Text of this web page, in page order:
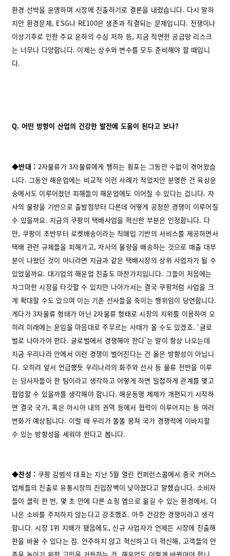
환경 선박을 운영하며 시장에 진출하기로 결론을 내렸습니다. 다시 말하
지만 환경문제, ESG나 RE100은 생존과 직결되는 문제입니다. 전쟁이나
이상기후로 인한 주요 운하의 수심 저하 등, 지금 직면한 공급망 리스크
는 너무나 다양합니다. 이제는 상수와 변수를 모두 준비해야 할 때입니
다.
Q. 어떤 방향이 산업의 건강한 발전에 도움이 된다고 보나?
◆반대 : 2자물류가 3자물류에게 행하는 횡포는 그동안 수없이 겪어왔습
니다. 그동안 해운업에는 비교적 이런 사례가 적었지만 분명한 건 육상운
송에서도 이루어졌던 피해들이 해운업에도 이어질 수 있다는 겁니다. 자
사의 물량을 기반으로 출발점부터 다른데 어떻게 공정한 경쟁이 이루어질
수 있을까요. 지금의 쿠팡이 택배사업을 혁신한 부분은 인정합니다. 다
만, 쿠팡이 초반부터 로켓배송이라는 직매입 기반의 서비스를 제공하면서
택배 관련 규제들을 피해가고, 자사의 물량을 배송하는 것으로 매출 대부
분이 나왔던 것이 아니라면 지금과 같은 택배시장의 상위 사업자가 될 수
있었을까요. 대기업의 해운업 진출도 마찬가지입니다. 그들이 처음에는
자그마한 시장을 타깃할 수 있지만 나아가서는 결국 쿠팡처럼 사업을 크
게 확대할 수도 있으며 이는 기존 선사들을 죽이는 행위임이 당연합니다.
게다가 3자물류 형태가 아닌 2자물류 형태로 시장의 지위를 이용하여 오
히려 미래에는 운임을 마음대로 주무르는 사태가 올 수도 있겠죠. ‘글로
벌로 나아가야 한다. 글로벌에서 경쟁해야 한다’는 말이 항상 나오는데
지금 우리나라 안에서 이런 경쟁이 벌어진다는 건 옳은 방향성이 아닙니
다. 오히려 앞서 언급했듯 우리나라의 화주와 선사 등 물류 전반을 이루
는 당사자들이 한 팀이라고 생각하고 어떻게 하면 밀접하게 관계를 맺고
협업할 수 있을까를 생각해야 합니다. 해운동맹 체제가 개편되기 시작하
면 결국 국가, 혹은 아시아 내의 권역 등에서 협력이 이루어지는 등 여러
변화가 예상됩니다. 이럴 때 우리가 똘똘 뭉쳐 국가 경쟁력에 이바지할
수 있는 방향성을 세워야 한다고 봅니다.
◆찬성 : 쿠팡 김범석 대표는 지난 5월 열린 컨퍼런스콜에서 중국 커머스
업체들의 진출로 유통시장의 진입장벽이 낮아졌다고 말했습니다. 소비자
들이 클릭 한 번, 몇 초 만에 다른 쇼핑 앱으로 옮길 수 있는 환경에서, 더
나은 소비를 주저하지 않는다고 강조했죠. 아주 건강한 경쟁이라고 생각
합니다. 시장 1위 지배가 됐음에도, 신규 사업자가 언제든 시장에 진출해
판을 바꿀 수 있다는 점. 안주하지 않고 혁신하고 더 혁신해, 고객들의 만